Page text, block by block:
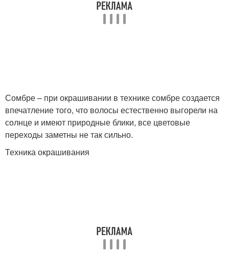
Сомбре – при окрашивании в технике сомбре создается
впечатление того, что волосы естественно выгорели на
солнце и имеют природные блики, все цветовые
переходы заметны не так сильно.
Техника окрашивания